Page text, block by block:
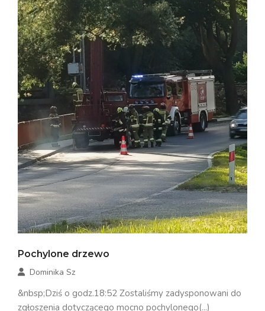
Pochylone drzewo
Dominika Sz
&nbsp;Dziś o godz.18:52 Zostaliśmy zadysponowani do
zgłoszenia dotyczącego mocno pochylonego(...)